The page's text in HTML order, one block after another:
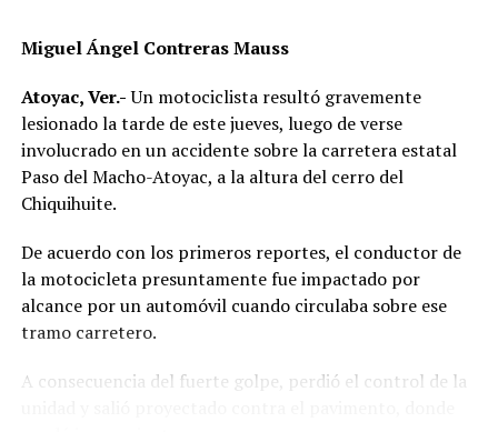
Miguel Ángel Contreras Mauss
Atoyac, Ver.-Un motociclista resultó gravemente
lesionado la tarde de este jueves, luego de verse
involucrado en un accidente sobre la carretera estatal
Paso del Macho-Atoyac, a la altura del cerro del
Chiquihuite.
De acuerdo con los primeros reportes, el conductor de
la motocicleta presuntamente fue impactado por
alcance por un automóvil cuando circulaba sobre ese
tramo carretero.
A consecuencia del fuerte golpe, perdió el control de la